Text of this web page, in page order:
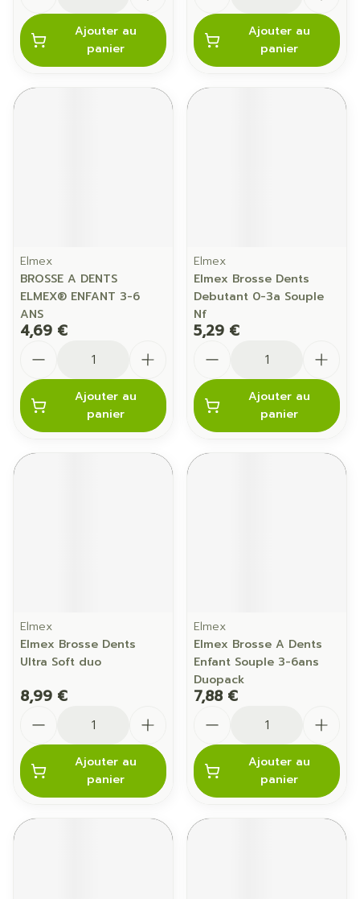
Ajouter au
panier
Ajouter au
panier
Elmex
BROSSE A DENTS
ELMEX® ENFANT 3-6
ANS
4,69 €
Ajouter au
panier
Elmex
Elmex Brosse Dents
Debutant 0-3a Souple
Nf
5,29 €
Ajouter au
panier
Elmex
Elmex Brosse Dents
Ultra Soft duo
8,99 €
Ajouter au
panier
Elmex
Elmex Brosse A Dents
Enfant Souple 3-6ans
Duopack
7,88 €
Ajouter au
panier